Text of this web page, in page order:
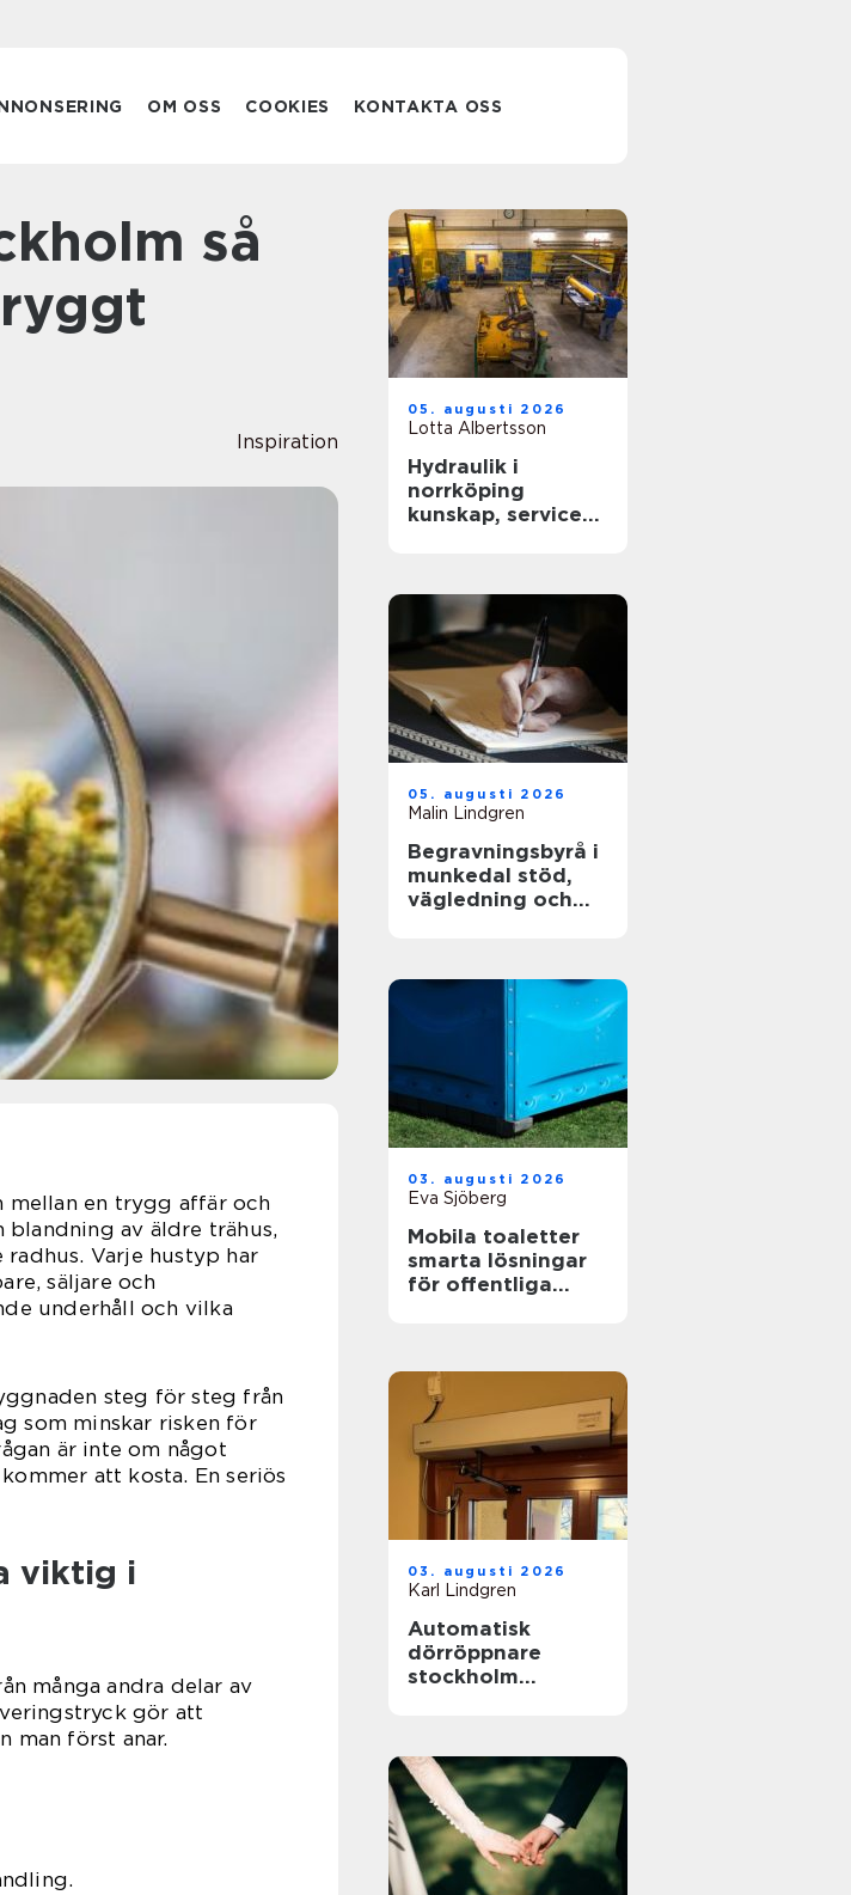
OM OSS COOKIES KONTAKTA OSS
Inspiration
mellan en trygg affär och
blandning av äldre trähus,
Varje hustyp har
säljare och
underhåll och vilka
steg för steg från
som minskar risken för
är inte om något
att kosta. En seriös
viktig i
många andra delar av
gör att
man först anar.
05. augusti 2026
Lotta Albertsson
Hydraulik i
norrköping
kunskap, service
05. augusti 2026
Malin Lindgren
Begravningsbyrå i
munkedal stöd,
vägledning och
03. augusti 2026
Eva Sjöberg
Mobila toaletter
smarta lösningar
för offentliga
03. augusti 2026
Karl Lindgren
Automatisk
dörröppnare
stockholm